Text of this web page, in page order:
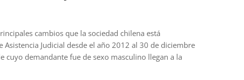
cambios que la sociedad chilena está
Judicial desde el año 2012 al 30 de diciembre
cuyo demandante fue de sexo masculino llegan a la